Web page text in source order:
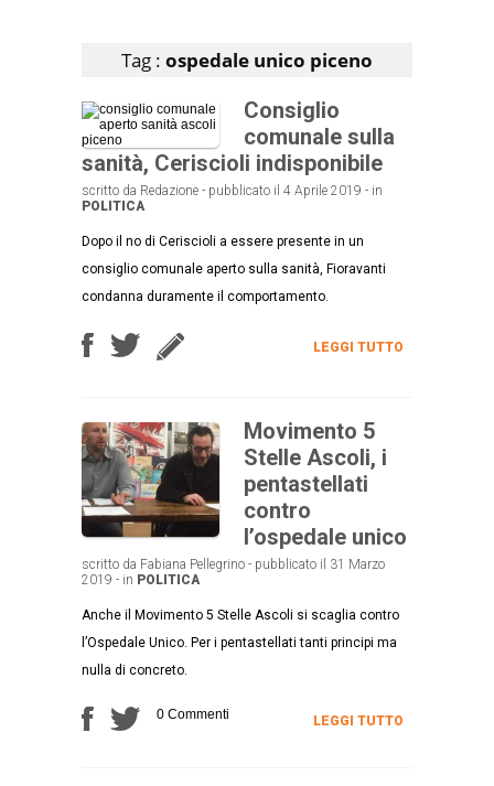
Tag : ospedale unico piceno
Consiglio
comunale sulla
sanità, Ceriscioli indisponibile
scritto da Redazione - pubblicato il 4 Aprile 2019 - in
POLITICA
Dopo il no di Ceriscioli a essere presente in un
consiglio comunale aperto sulla sanità, Fioravanti
condanna duramente il comportamento.
LEGGI TUTTO
Movimento 5
Stelle Ascoli, i
pentastellati
contro
l’ospedale unico
scritto da Fabiana Pellegrino - pubblicato il 31 Marzo
2019 - in POLITICA
Anche il Movimento 5 Stelle Ascoli si scaglia contro
l’Ospedale Unico. Per i pentastellati tanti principi ma
nulla di concreto.
0 Commenti LEGGI TUTTO